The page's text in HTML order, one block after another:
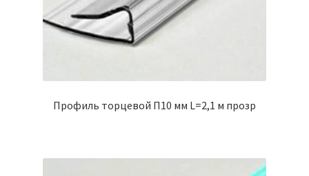
Профиль торцевой П10 мм L=2,1 м прозр